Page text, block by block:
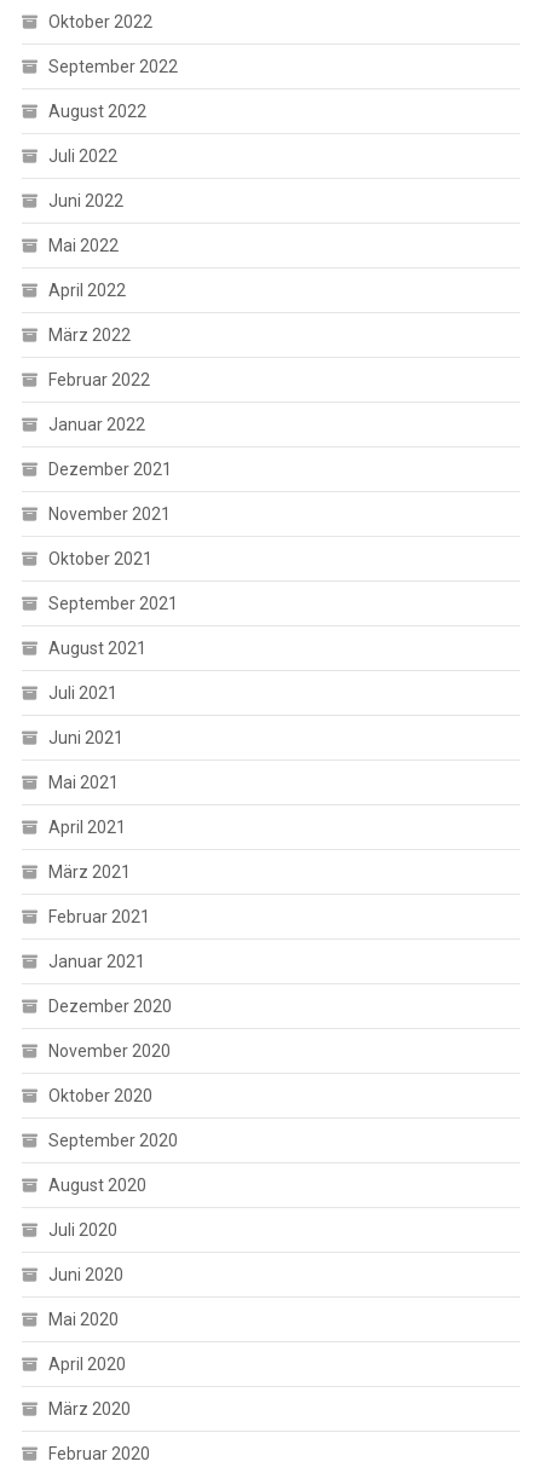
Oktober 2022
September 2022
August 2022
Juli 2022
Juni 2022
Mai 2022
April 2022
März 2022
Februar 2022
Januar 2022
Dezember 2021
November 2021
Oktober 2021
September 2021
August 2021
Juli 2021
Juni 2021
Mai 2021
April 2021
März 2021
Februar 2021
Januar 2021
Dezember 2020
November 2020
Oktober 2020
September 2020
August 2020
Juli 2020
Juni 2020
Mai 2020
April 2020
März 2020
Februar 2020